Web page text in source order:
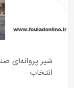
شیر پروانه‌ای
انتخاب